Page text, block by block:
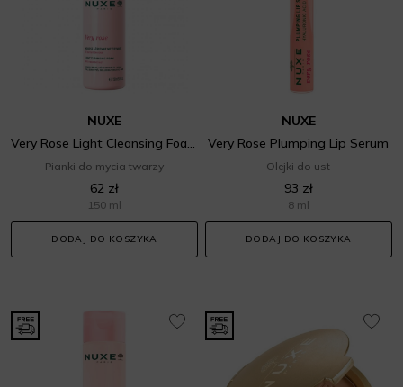
NUXE
Very Rose Light Cleansing Foam
Pianki do mycia twarzy
62 zł
150 ml
DODAJ DO KOSZYKA
NUXE
Very Rose Plumping Lip Serum
Olejki do ust
93 zł
8 ml
DODAJ DO KOSZYKA